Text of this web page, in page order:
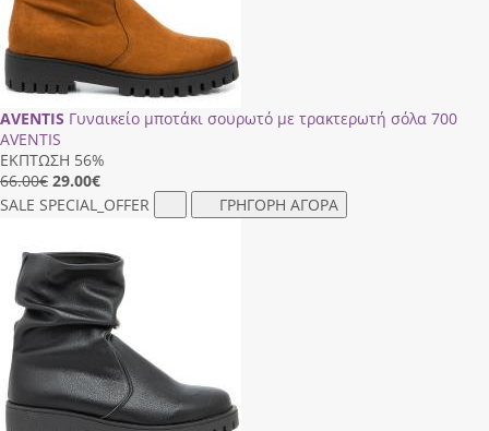
AVENTIS Γυναικείο μποτάκι σουρωτό με τρακτερωτή σόλα 700
AVENTIS
ΕΚΠΤΩΣΗ 56%
66.00€ 29.00€
SALE SPECIAL_OFFER ΓΡΗΓΟΡΗ ΑΓΟΡΑ